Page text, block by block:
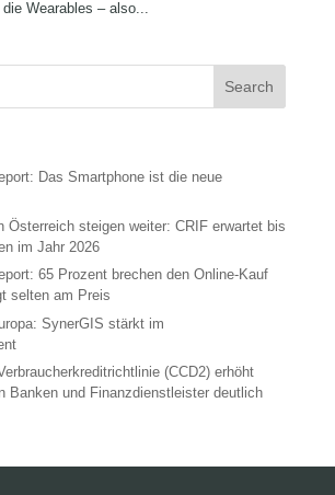
die Wearables – also...
Das Smartphone ist die neue
Österreich steigen weiter: CRIF erwartet bis
im Jahr 2026
65 Prozent brechen den Online-Kauf
selten am Preis
SynerGIS stärkt im
(CCD2) erhöht
Banken und Finanzdienstleister deutlich